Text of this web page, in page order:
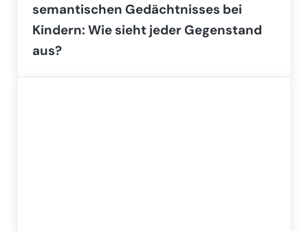
semantischen Gedächtnisses bei
Kindern: Wie sieht jeder Gegenstand
aus?